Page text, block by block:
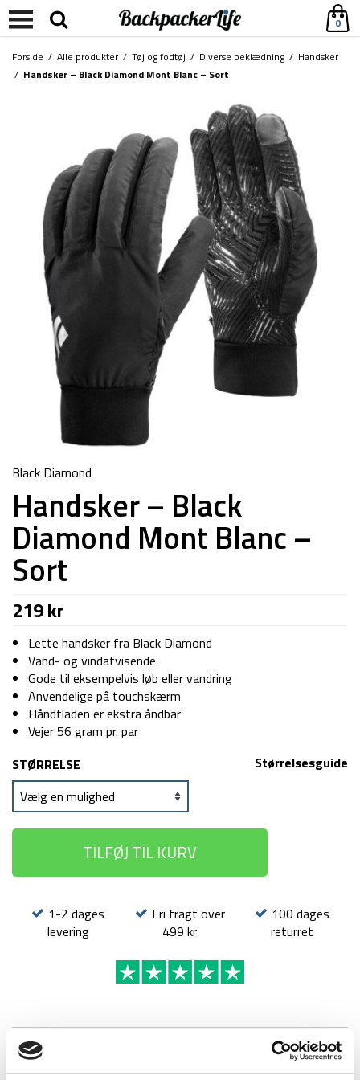
0
Forside / Alle produkter/ Tøj og fodtøj / Diverse beklædning / Handsker
/ Handsker – Black Diamond Mont Blanc – Sort
Black Diamond
Handsker – Black
Diamond Mont Blanc –
Sort
219kr
Lette handsker fra Black Diamond
Vand- og vindafvisende
Gode til eksempelvis løb eller vandring
Anvendelige på touchskærm
Håndfladen er ekstra åndbar
Vejer 56 gram pr. par
Størrelsesguide
STØRRELSE
TILFØJ TIL KURV
1-2 dages
levering
Fri fragt over
499 kr
100 dages
returret
BESKRIVELSE
YDERLIGERE INFORMATION